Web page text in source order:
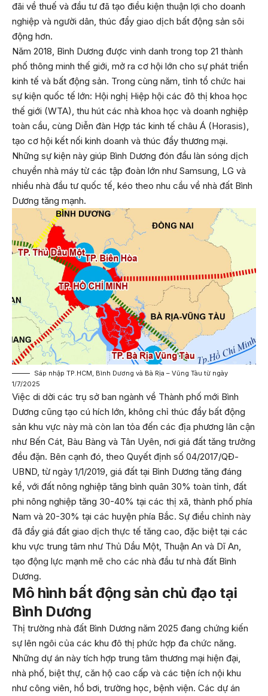
đãi về thuế và đầu tư đã tạo điều kiện thuận lợi cho doanh
nghiệp và người dân, thúc đẩy giao dịch bất động sản sôi
động hơn.
Năm 2018, Bình Dương được vinh danh trong top 21 thành
phố thông minh thế giới, mở ra cơ hội lớn cho sự phát triển
kinh tế và bất động sản. Trong cùng năm, tỉnh tổ chức hai
sự kiện quốc tế lớn: Hội nghị Hiệp hội các đô thị khoa học
thế giới (WTA), thu hút các nhà khoa học và doanh nghiệp
toàn cầu, cùng Diễn đàn Hợp tác kinh tế châu Á (Horasis),
tạo cơ hội kết nối kinh doanh và thúc đẩy thương mại.
Những sự kiện này giúp Bình Dương đón đầu làn sóng dịch
chuyển nhà máy từ các tập đoàn lớn như Samsung, LG và
nhiều nhà đầu tư quốc tế, kéo theo nhu cầu về nhà đất Bình
Dương tăng mạnh.
Sáp nhập TP.HCM, Bình Dương và Bà Rịa – Vũng Tàu từ ngày
1/7/2025
Việc di dời các trụ sở ban ngành về Thành phố mới Bình
Dương cũng tạo cú hích lớn, không chỉ thúc đẩy bất động
sản khu vực này mà còn lan tỏa đến các địa phương lân cận
như Bến Cát, Bàu Bàng và Tân Uyên, nơi giá đất tăng trưởng
đều đặn. Bên cạnh đó, theo Quyết định số 04/2017/QĐ-
UBND, từ ngày 1/1/2019, giá đất tại Bình Dương tăng đáng
kể, với đất nông nghiệp tăng bình quân 30% toàn tỉnh, đất
phi nông nghiệp tăng 30-40% tại các thị xã, thành phố phía
Nam và 20-30% tại các huyện phía Bắc. Sự điều chỉnh này
đã đẩy giá đất giao dịch thực tế tăng cao, đặc biệt tại các
khu vực trung tâm như Thủ Dầu Một, Thuận An và Dĩ An,
tạo động lực mạnh mẽ cho các nhà đầu tư nhà đất Bình
Dương.
Mô hình bất động sản chủ đạo tại
Bình Dương
Thị trường nhà đất Bình Dương năm 2025 đang chứng kiến
sự lên ngôi của các khu đô thị phức hợp đa chức năng.
Những dự án này tích hợp trung tâm thương mại hiện đại,
nhà phố, biệt thự, căn hộ cao cấp và các tiện ích nội khu
như công viên, hồ bơi, trường học, bệnh viện. Các dự án